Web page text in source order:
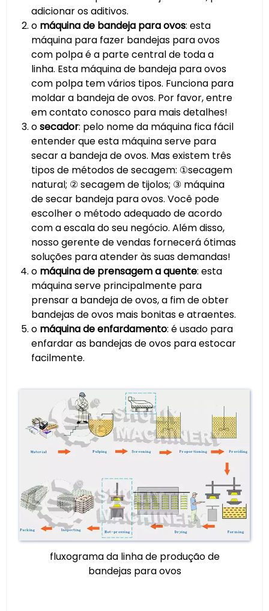
adicionar os aditivos.
o máquina de bandeja para ovos: esta
máquina para fazer bandejas para ovos
com polpa é a parte central de toda a
linha. Esta máquina de bandeja para ovos
com polpa tem vários tipos. Funciona para
moldar a bandeja de ovos. Por favor, entre
em contato conosco para mais detalhes!
osecador: pelo nome da máquina fica fácil
entender que esta máquina serve para
secar a bandeja de ovos. Mas existem três
tipos de métodos de secagem: ①secagem
natural; ② secagem de tijolos; ③ máquina
de secar bandeja para ovos. Você pode
escolher o método adequado de acordo
com a escala do seu negócio. Além disso,
nosso gerente de vendas fornecerá ótimas
soluções para atender às suas demandas!
o máquina de prensagem a quente: esta
máquina serve principalmente para
prensar a bandeja de ovos, a fim de obter
bandejas de ovos mais bonitas e atraentes.
o máquina de enfardamento: é usado para
enfardar as bandejas de ovos para estocar
facilmente.
fluxograma da linha de produção de
bandejas para ovos